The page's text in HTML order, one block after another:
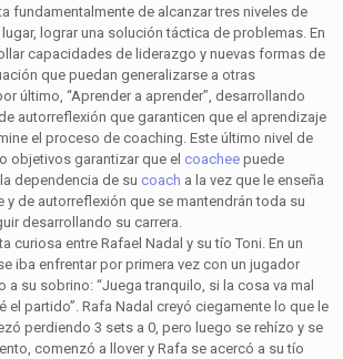
fundamentalmente de alcanzar tres niveles de
lograr una solución táctica de problemas. En
capacidades de liderazgo y nuevas formas de
que puedan generalizarse a otras
último, “Aprender a aprender”, desarrollando
autorreflexión que garanticen que el aprendizaje
el proceso de coaching. Este último nivel de
objetivos garantizar que el coachee puede
dependencia de su coach a la vez que le enseña
de autorreflexión que se mantendrán toda su
desarrollando su carrera.
curiosa entre Rafael Nadal y su tío Toni. En un
iba enfrentar por primera vez con un jugador
a su sobrino: “Juega tranquilo, si la cosa va mal
el partido”. Rafa Nadal creyó ciegamente lo que le
perdiendo 3 sets a 0, pero luego se rehízo y se
comenzó a llover y Rafa se acercó a su tío